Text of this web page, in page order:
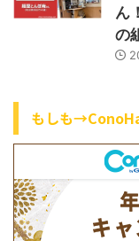
ん
の
もしも